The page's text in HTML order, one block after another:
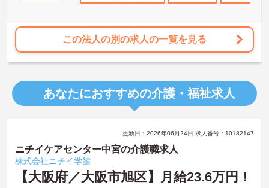
この法人の別の求人の一覧を見る
あなたにおすすめの介護・福祉求人
更新日：2026年06月24日 求人番号：10182147
ニチイケアセンター中宮の介護職求人
株式会社ニチイ学館
【大阪府／大阪市旭区】月給23.6万円！